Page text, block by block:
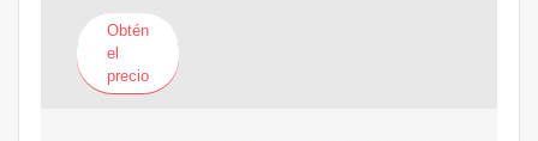
Obtén
el
precio